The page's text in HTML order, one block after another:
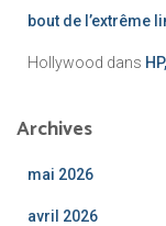
bout de l’extrême
Hollywood dans
Archives
mai 2026
avril 2026